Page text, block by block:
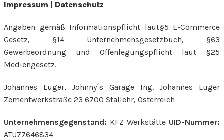
Impressum | Datenschutz
Angaben gemäß Informationspflicht laut§5 E-Commerce
Gesetz, §14 Unternehmensgesetzbuch, §63
Gewerbeordnung und Offenlegungspflicht laut §25
Mediengesetz.
Johannes Luger, Johnny´s Garage Ing. Johannes Luger
Zementwerkstraße 23 6700 Stallehr, Österreich
Unternehmensgegenstand: KFZ Werkstätte UID-Nummer:
ATU77646834